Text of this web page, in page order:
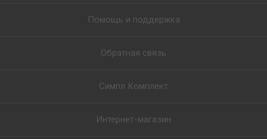
Помощь и поддержка
Обратная связь
Симпл Комплект
Интернет-магазин